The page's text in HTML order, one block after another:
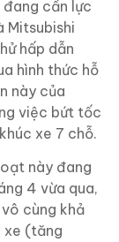
đang cần lực
Mitsubishi
hấp dẫn
hình thức hỗ
này của
việc bứt tốc
xe 7 chỗ.
này đang
4 vừa qua,
cùng khả
xe (tăng